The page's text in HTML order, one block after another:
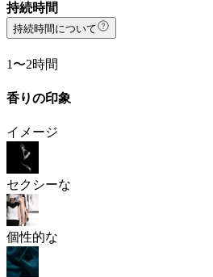
持続時間
持続時間について
1〜2時間
香りの印象
イメージ
セクシーな
個性的な